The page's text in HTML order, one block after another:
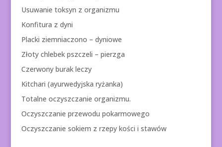
Usuwanie toksyn z organizmu
Konfitura z dyni
Placki ziemniaczono – dyniowe
Złoty chlebek pszczeli – pierzga
Czerwony burak leczy
Kitchari (ayurwedyjska ryżanka)
Totalne oczyszczanie organizmu.
Oczyszczanie przewodu pokarmowego
Oczyszczanie sokiem z rzepy kości i stawów